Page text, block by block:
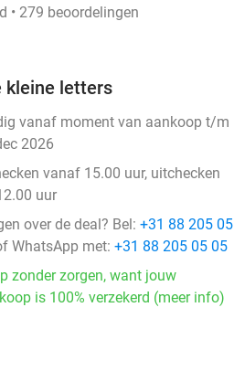
• 279 beoordelingen
kleine letters
vanaf moment van aankoop t/m
2026
vanaf 15.00 uur, uitchecken
uur
over de deal? Bel: +31 88 205 05
WhatsApp met: +31 88 205 05 05
zonder zorgen, want jouw
is 100% verzekerd (meer info)